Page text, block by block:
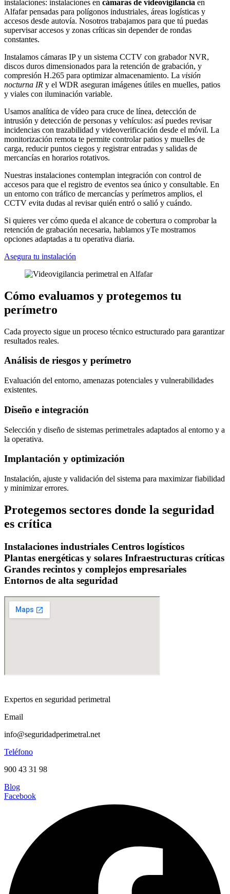
instalaciones: instalaciones en cámaras de videovigilancia en
Alfafar pensadas para polígonos industriales, áreas logísticas y
accesos desde autovía. Nosotros trabajamos para que tú puedas
supervisar accesos y zonas críticas sin depender de rondas
constantes.
Instalamos cámaras IP y un sistema CCTV con grabador NVR,
discos duros dimensionados para la retención de grabación, y
compresión H.265 para optimizar almacenamiento. La visión
nocturna IR y el WDR aseguran imágenes útiles en muelles, patios
y viales con iluminación variable.
Usamos analítica de vídeo para cruce de línea, detección de
intrusión y detección de personas y vehículos: así puedes revisar
incidencias con trazabilidad y videoverificación desde el móvil. La
monitorización remota te permite controlar patios y muelles de
carga, reducir puntos ciegos y registrar entradas y salidas de
mercancías en horarios rotativos.
Nuestras instalaciones contemplan integración con control de
accesos para que el registro de eventos sea único y consultable. En
un entorno con tráfico de mercancías y perímetros amplios, el
CCTV evita dudas al revisar quién entró o salió y cuándo.
Si quieres ver cómo queda el alcance de cobertura o comprobar la
retención de grabación necesaria, hablamos yTe mostramos
opciones adaptadas a tu operativa diaria.
Asegura tu instalación
Cómo evaluamos y protegemos tu
perímetro
Cada proyecto sigue un proceso técnico estructurado para garantizar
resultados reales.
Análisis de riesgos y perímetro
Evaluación del entorno, amenazas potenciales y vulnerabilidades
existentes.
Diseño e integración
Selección y diseño de sistemas perimetrales adaptados al entorno y a
la operativa.
Implantación y optimización
Instalación, ajuste y validación del sistema para maximizar fiabilidad
y minimizar errores.
Protegemos sectores donde la seguridad
es crítica
Instalaciones industriales Centros logísticos
Plantas energéticas y solares Infraestructuras críticas
Grandes recintos y complejos empresariales
Entornos de alta seguridad
Expertos en seguridad perimetral
Email
info@seguridadperimetral.net
Teléfono
900 43 31 98
Blog
Facebook